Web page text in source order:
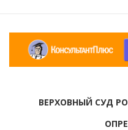
ВЕРХОВНЫЙ СУД